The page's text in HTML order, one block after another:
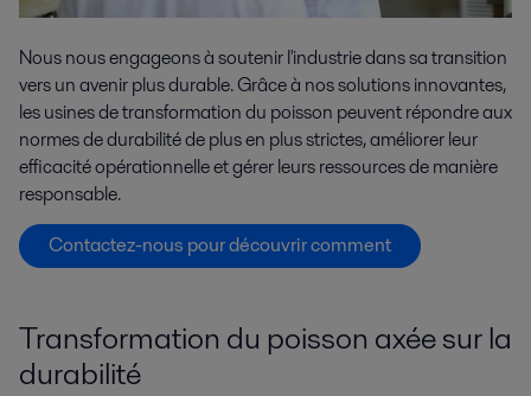
Nous nous engageons à soutenir l'industrie dans sa transition
vers un avenir plus durable. Grâce à nos solutions innovantes,
les usines de transformation du poisson peuvent répondre aux
normes de durabilité de plus en plus strictes, améliorer leur
efficacité opérationnelle et gérer leurs ressources de manière
responsable.
Contactez-nous pour découvrir comment
Transformation du poisson axée sur la
durabilité